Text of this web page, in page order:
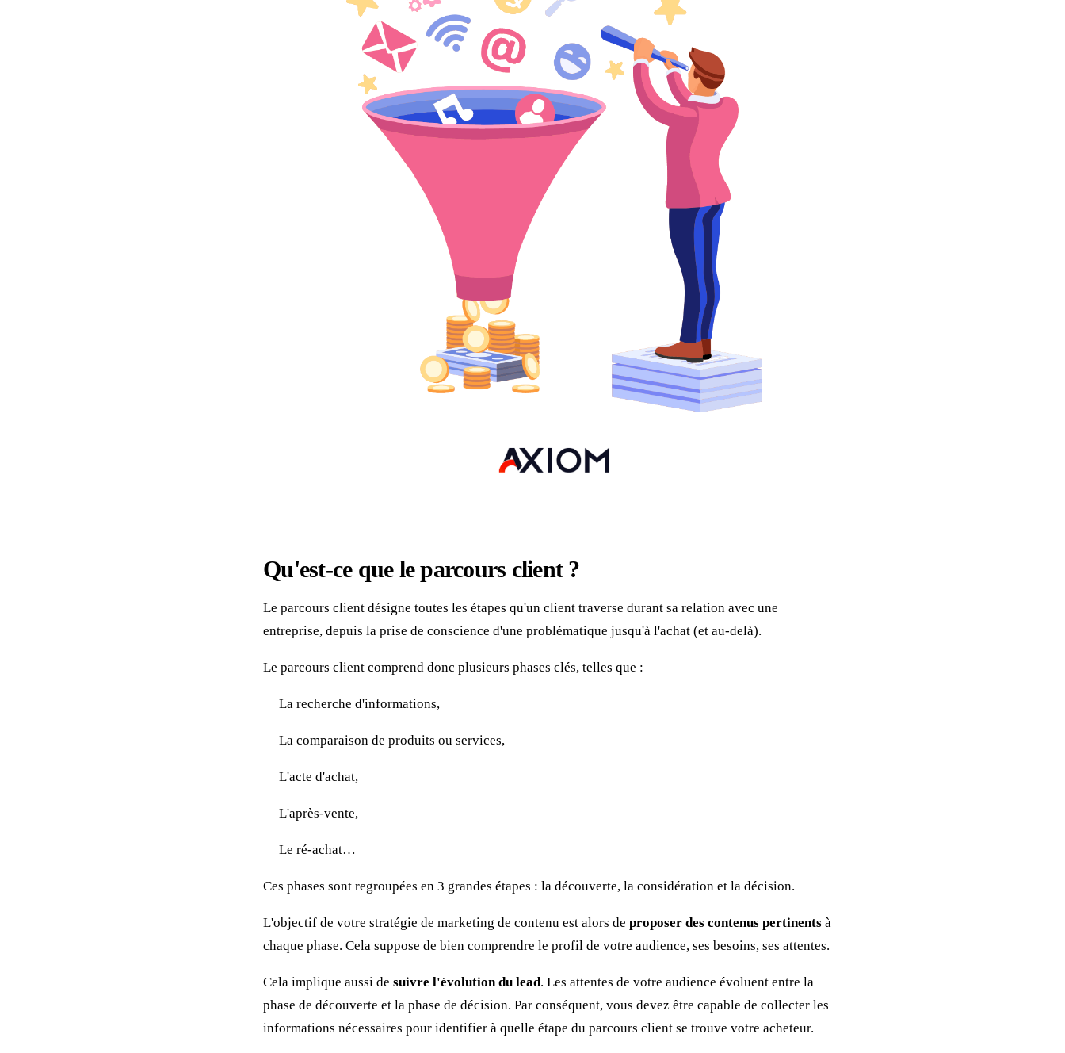
Qu'est-ce que le parcours client ?
Le parcours client désigne toutes les étapes qu'un client traverse durant sa relation avec une
entreprise, depuis la prise de conscience d'une problématique jusqu'à l'achat (et au-delà).
Le parcours client comprend donc plusieurs phases clés, telles que :
La recherche d'informations,
La comparaison de produits ou services,
L'acte d'achat,
L'après-vente,
Le ré-achat…
Ces phases sont regroupées en 3 grandes étapes : la découverte, la considération et la décision.
L'objectif de votre stratégie de marketing de contenu est alors de proposer des contenus pertinents à
chaque phase. Cela suppose de bien comprendre le profil de votre audience, ses besoins, ses attentes.
Cela implique aussi de suivre l'évolution du lead. Les attentes de votre audience évoluent entre la
phase de découverte et la phase de décision. Par conséquent, vous devez être capable de collecter les
informations nécessaires pour identifier à quelle étape du parcours client se trouve votre acheteur.